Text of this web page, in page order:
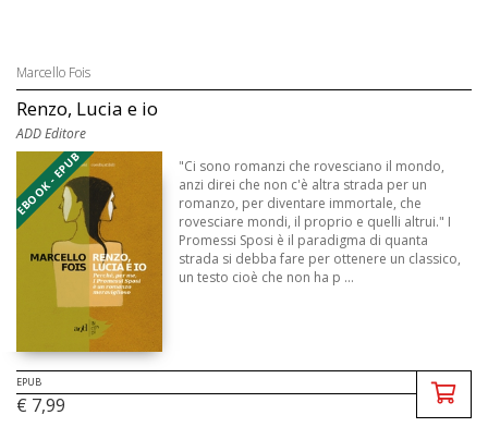
Marcello Fois
Renzo, Lucia e io
ADD Editore
EBOOK - EPUB
"Ci sono romanzi che rovesciano il mondo,
anzi direi che non c'è altra strada per un
romanzo, per diventare immortale, che
rovesciare mondi, il proprio e quelli altrui." I
Promessi Sposi è il paradigma di quanta
strada si debba fare per ottenere un classico,
un testo cioè che non ha p ...
EPUB
€ 7,99